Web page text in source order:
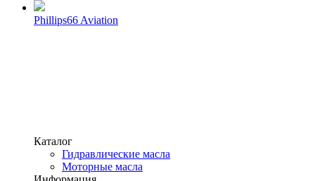
Phillips66 Aviation
Каталог
Гидравлические масла
Моторные масла